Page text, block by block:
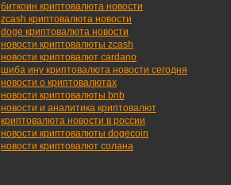
биткоин криптовалюта новости
zcash криптовалюта новости
doge криптовалюта новости
новости криптовалюты zcash
новости криптовалют cardano
шиба ину криптовалюта новости сегодня
новости о криптовалютах
новости криптовалюты bnb
новости и аналитика криптовалют
криптовалюта новости в россии
новости криптовалюты dogecoin
новости криптовалют солана